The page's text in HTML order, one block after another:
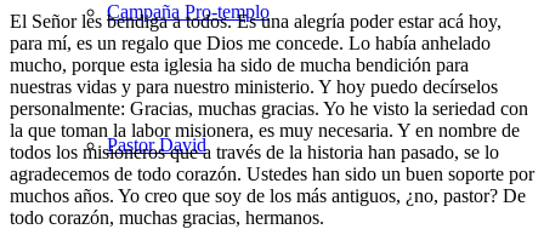
Campaña Pro-templo
Pastor David
El Señor les bendiga a todos. Es una alegría poder estar acá hoy,
para mí, es un regalo que Dios me concede. Lo había anhelado
mucho, porque esta iglesia ha sido de mucha bendición para
nuestras vidas y para nuestro ministerio. Y hoy puedo decírselos
personalmente: Gracias, muchas gracias. Yo he visto la seriedad con
la que toman la labor misionera, es muy necesaria. Y en nombre de
todos los misioneros que a través de la historia han pasado, se lo
agradecemos de todo corazón. Ustedes han sido un buen soporte por
muchos años. Yo creo que soy de los más antiguos, ¿no, pastor? De
todo corazón, muchas gracias, hermanos.